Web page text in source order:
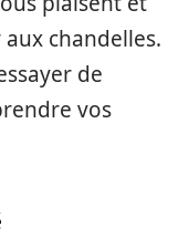
chandelles.
de
vos